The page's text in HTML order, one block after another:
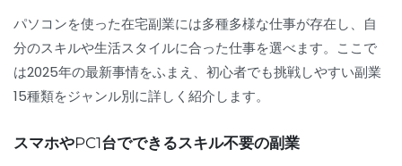
パソコンを使った在宅副業には多種多様な仕事が存在し、自
分のスキルや生活スタイルに合った仕事を選べます。ここで
は2025年の最新事情をふまえ、初心者でも挑戦しやすい副業
15種類をジャンル別に詳しく紹介します。
スマホやPC1台でできるスキル不要の副業